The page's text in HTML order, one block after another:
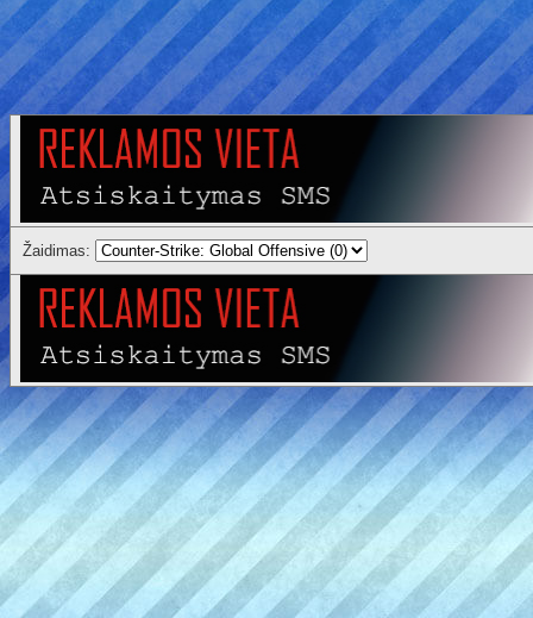
Žaidimas: